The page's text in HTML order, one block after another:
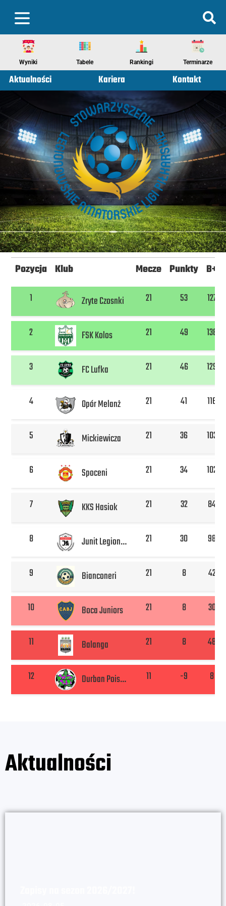
Wyniki Tabele Rankingi Terminarze
Aktualności Kariera Kontakt
Pozycja Klub Mecze Punkty B+
1
Zryte Czosnki 21 53 127
2 FSK Kolos 21 49 138
3 FC Lufka 21 46 129
4 Opór Melanż 21 41 116
5 Mickiewicza 21 36 103
6 Spoceni 21 34 102
7 KKS Hasiok 21 32 84
8 Junit Legionowo 21 30 98
9 Bianconeri 21 8 42
10 Boca Juniors 21 8 30
11 Balanga 21 8 48
12 Durban Poison 11 -9 8
Aktualności